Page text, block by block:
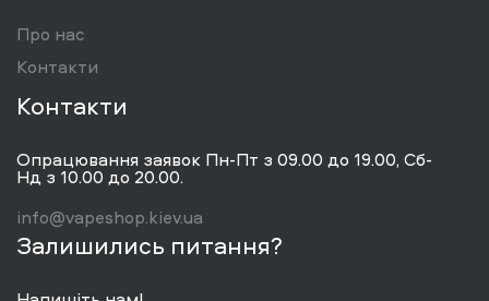
Про нас
Контакти
Контакти
Опрацювання заявок Пн-Пт з 09.00 до 19.00, Сб-
Нд з 10.00 до 20.00.
info@vapeshop.kiev.ua
Залишились питання?